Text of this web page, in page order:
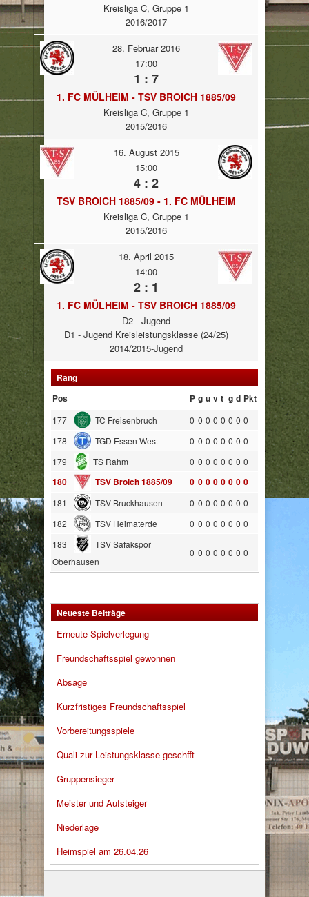
Kreisliga C, Gruppe 1
2016/2017
28. Februar 2016
17:00
1 : 7
1. FC MÜLHEIM - TSV BROICH 1885/09
Kreisliga C, Gruppe 1
2015/2016
16. August 2015
15:00
4 : 2
TSV BROICH 1885/09 - 1. FC MÜLHEIM
Kreisliga C, Gruppe 1
2015/2016
18. April 2015
14:00
2 : 1
1. FC MÜLHEIM - TSV BROICH 1885/09
D2 - Jugend
D1 - Jugend Kreisleistungsklasse (24/25)
2014/2015-Jugend
Rang
Pos
P g u v t g d Pkt
177 TC Freisenbruch 0 0 0 0 0 0 0 0
178
TGD Essen West 0 0 0 0 0 0 0 0
179
TS Rahm 0 0 0 0 0 0 0 0
180 TSV Broich 1885/09 0 0 0 0 0 0 0 0
181 TSV Bruckhausen 0 0 0 0 0 0 0 0
182
TSV Heimaterde 0 0 0 0 0 0 0 0
183
TSV Safakspor
Oberhausen
0 0 0 0 0 0 0 0
Neueste Beiträge
Erneute Spielverlegung
Freundschaftsspiel gewonnen
Absage
Kurzfristiges Freundschaftsspiel
Vorbereitungsspiele
Quali zur Leistungsklasse geschfft
Gruppensieger
Meister und Aufsteiger
Niederlage
Heimspiel am 26.04.26